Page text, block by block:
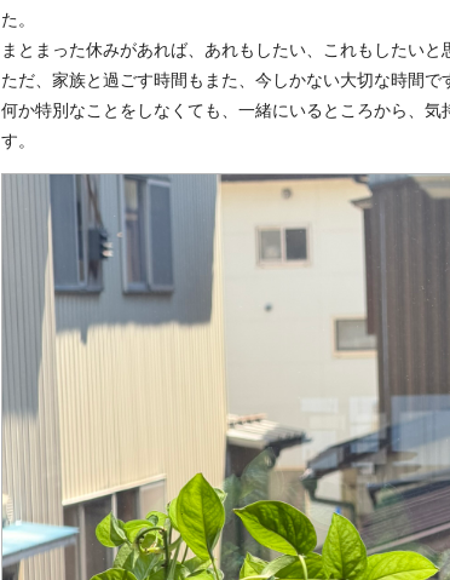
た。
まとまった休みがあれば、あれもしたい、これもしたいと
ただ、家族と過ごす時間もまた、今しかない大切な時間で
何か特別なことをしなくても、一緒にいるところから、気
す。